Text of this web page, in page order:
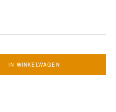
IN WINKELWAGEN